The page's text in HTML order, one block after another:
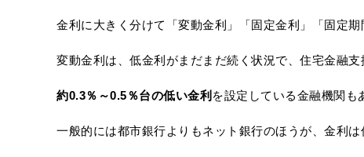
金利に大きく分けて「変動金利」「固定金利」「固定期
変動金利は、低金利がまだまだ続く状況で、住宅金融
約0.3％～0.5％台の低い金利 を設定している金融機関も
一般的には都市銀行よりもネット銀行のほうが、金利は